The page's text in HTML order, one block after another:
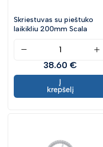
Gulsčiukai
Apdailininko įrankiai
Įrankiai
Rankiniai pjūklai
Medžio kaltai ir
Žirklės
Plaktukai
Skriestuvas su pieštuko
laikikliu 200mm Scala
38.60 €
Į
krepšelį